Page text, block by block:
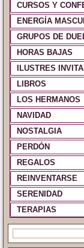
CURSOS Y
ENERGÍA
GRUPOS DE
HORAS BAJAS
ILUSTRES
LIBROS
LOS HERMANOS
NAVIDAD
NOSTALGIA
PERDÓN
REGALOS
REINVENTARSE
SERENIDAD
TERAPIAS